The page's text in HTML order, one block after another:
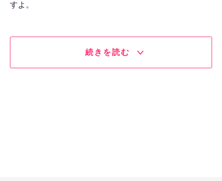
すよ。
続きを読む